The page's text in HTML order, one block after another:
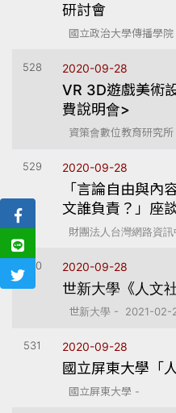
研討會
國立政治大學傳播學
528 2020-09-28
VR 3D遊戲美術
費說明會>
資策會數位教育研究
529 2020-09-28
「言論自由與內
文誰負責？」座
財團法人台灣網路資
530 2020-09-28
世新大學《人文
世新大學 - 2021-02-
531 2020-09-28
國立屏東大學「
國立屏東大學 -